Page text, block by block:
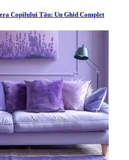
Copilului Tău: Un Ghid Complet